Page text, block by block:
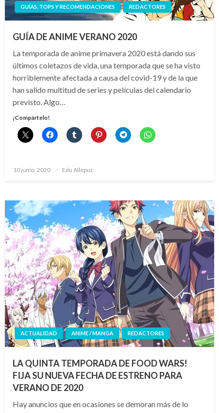
GUÍAS, TOPS Y RECOMENDACIONES
REDACTORES
GUÍA DE ANIME VERANO 2020
La temporada de anime primavera 2020 está dando sus
últimos coletazos de vida, una temporada que se ha visto
horriblemente afectada a causa del covid-19 y de la que
han salido multitud de series y películas del calendario
previsto. Algo…
¡Compártelo!
Publicado
10 junio, 2020 Edu Allepuz
ACTUALIDAD ANIME / MANGA REDACTORES
LA QUINTA TEMPORADA DE FOOD WARS!
FIJA SU NUEVA FECHA DE ESTRENO PARA
VERANO DE 2020
Hay anuncios que en ocasiones se demoran más de lo